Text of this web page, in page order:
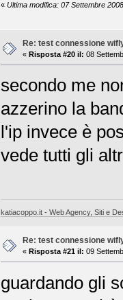
« Ultima modifica: 07 Settembre
Re: test connessione
« Risposta #20 il: 08
secondo me
azzerino la
l'ip invece è
vede tutti gli
katiacoppo.it - Web Agency, Siti e
Re: test connessione
« Risposta #21 il: 09
guardando gli